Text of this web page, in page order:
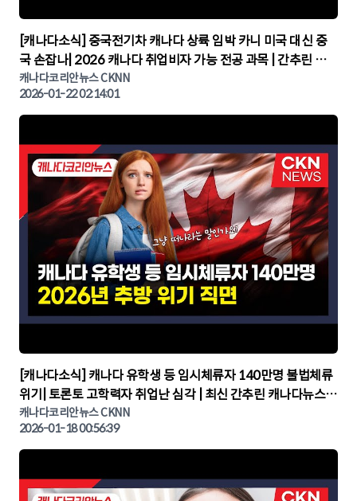
▶
[캐나다소식] 중국전기차 캐나다 상륙 임박 카니 미국 대신 중
국 손잡나| 2026 캐나다 취업비자 가능 전공 과목 | 간추린 캐
나다뉴스 | CKNNEWS, 캐나다코리안뉴스
캐나다코리안뉴스 CKNN
2026-01-22 02:14:01
▶
[캐나다소식] 캐나다 유학생 등 임시체류자 140만명 불법체류
위기| 토론토 고학력자 취업난 심각 | 최신 간추린 캐나다뉴스 |
CKNNEWS, 캐나다코리안뉴스
캐나다코리안뉴스 CKNN
2026-01-18 00:56:39